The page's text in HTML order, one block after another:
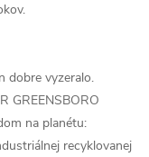
dobre vyzeralo.
GREENSBORO
na planétu:
recyklovanej